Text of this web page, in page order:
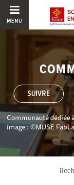
MENU
Communauté dédiée
image : ©MUSE